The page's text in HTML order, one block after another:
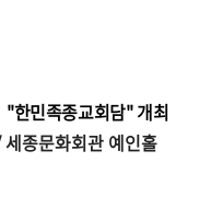
"한민족종교회담" 개최
종문화회관 예인홀